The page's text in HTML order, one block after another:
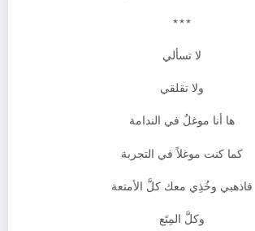
***
لا تسألي
ولا تقلقي
ها أنا موغلٌ في الندامة
كما كنت موغلاً في التجربة
فاذهبي وخُذِي معك كلَّ الأمتعة
وكلَّ المِتَع